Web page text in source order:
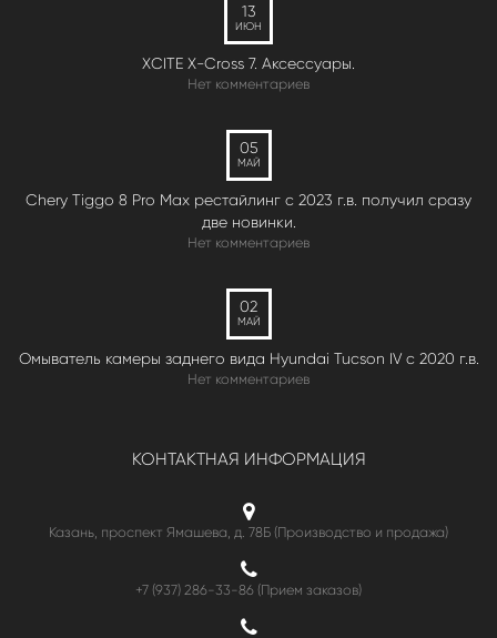
13
ИЮН
XCITE X-Cross 7. Аксессуары.
Нет комментариев
05
МАЙ
Chery Tiggo 8 Pro Max рестайлинг с 2023 г.в. получил сразу
две новинки.
Нет комментариев
02
МАЙ
Омыватель камеры заднего вида Hyundai Tucson IV c 2020 г.в.
Нет комментариев
КОНТАКТНАЯ ИНФОРМАЦИЯ
Казань, проспект Ямашева, д. 78Б (Производство и продажа)
+7 (937) 286-33-86 (Прием заказов)